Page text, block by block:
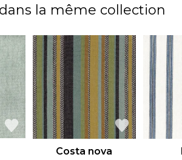
la même collection
Costa nova